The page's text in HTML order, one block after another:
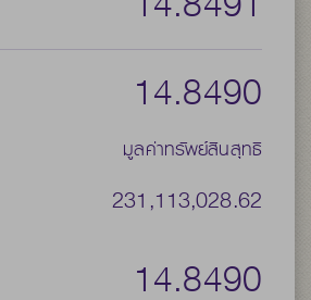
14.8490
มูลค่าทรัพย์สินสุทธิ
231,113,028.62
14.8490